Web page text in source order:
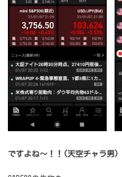
ですよね～！！(天空チャラ男)